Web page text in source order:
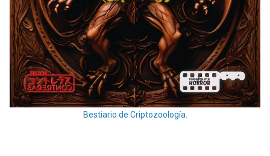
Bestiario de Criptozoología.